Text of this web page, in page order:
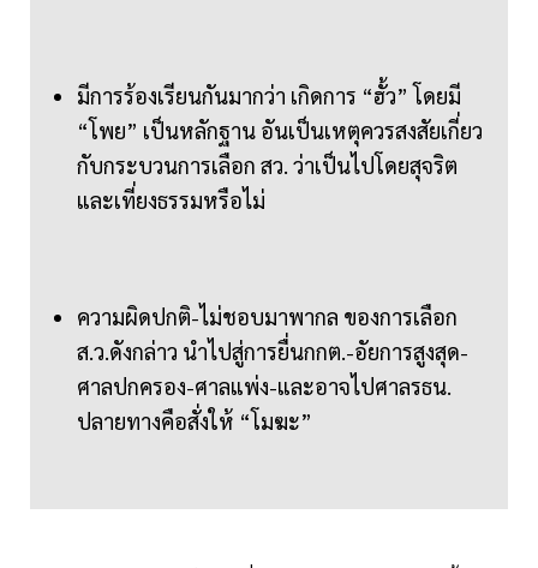
มีการร้องเรียนกันมากว่า เกิดการ “ฮั้ว” โดยมี
“โพย” เป็นหลักฐาน อันเป็นเหตุควรสงสัยเกี่ยว
กับกระบวนการเลือก สว. ว่าเป็นไปโดยสุจริต
และเที่ยงธรรมหรือไม่
ความผิดปกติ-ไม่ชอบมาพากล ของการเลือก
ส.ว.ดังกล่าว นำไปสู่การยื่นกกต.-อัยการสูงสุด-
ศาลปกครอง-ศาลแพ่ง-และอาจไปศาลรธน.
ปลายทางคือสั่งให้ “โมฆะ”